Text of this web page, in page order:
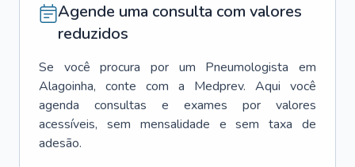
Agende uma consulta com valores
reduzidos
Se você procura por um Pneumologista
em
Alagoinha, conte com a Medprev. Aqui você
agenda consultas e exames por valores
acessíveis, sem mensalidade e sem taxa de
adesão.